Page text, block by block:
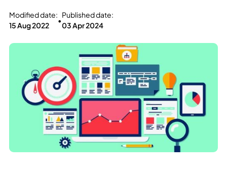
Modified date:
15 Aug 2022
•
Published date:
03 Apr 2024